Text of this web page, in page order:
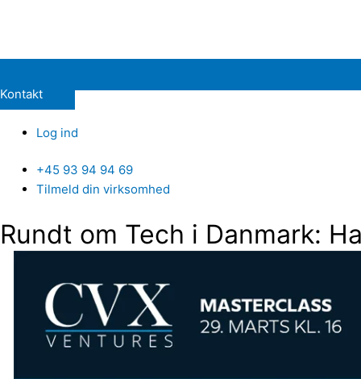
Kontakt
Log ind
+45 93 94 94 69
Tilmeld din virksomhed
Rundt om Tech i Danmark: